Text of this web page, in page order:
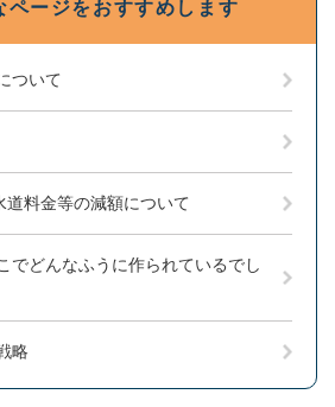
ページをおすすめします
ついて
料金等の減額について
でどんなふうに作られているでし
略